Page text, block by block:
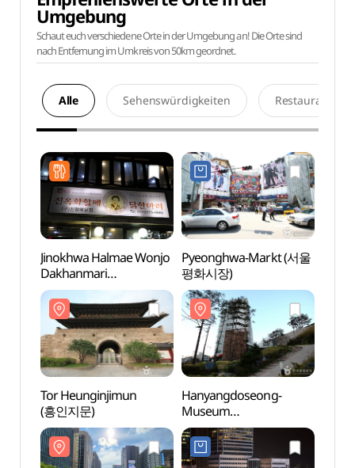
Umgebung
Schaut euch verschiedene Orte in der Umgebung an! Die Orte sind
nach Entfernung im Umkreis von 50km geordnet.
Alle Sehenswürdigkeiten Restaurants
Jinokhwa Halmae Wonjo
Dakhanmari
(진옥화할매원조닭한마
리)
Pyeonghwa-Markt (서울
평화시장)
Tor Heunginjimun
(흥인지문)
Hanyangdoseong-
Museum
(한양도성박물관)